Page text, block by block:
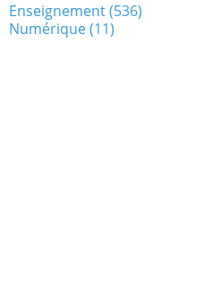
Enseignement(536)
Numérique(11)